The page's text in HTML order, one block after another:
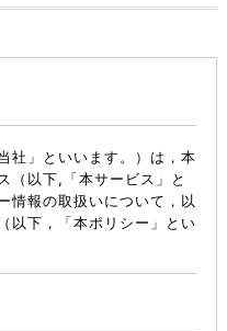
社」といいます。）は，本
（以下,「本サービス」と
情報の取扱いについて，以
以下，「本ポリシー」とい